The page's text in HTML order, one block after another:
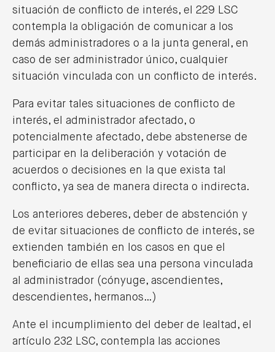
situación de conflicto de interés, el 229 LSC
contempla la obligación de comunicar a los
demás administradores o a la junta general, en
caso de ser administrador único, cualquier
situación vinculada con un conflicto de interés.
Para evitar tales situaciones de conflicto de
interés, el administrador afectado, o
potencialmente afectado, debe abstenerse de
participar en la deliberación y votación de
acuerdos o decisiones en la que exista tal
conflicto, ya sea de manera directa o indirecta.
Los anteriores deberes, deber de abstención y
de evitar situaciones de conflicto de interés, se
extienden también en los casos en que el
beneficiario de ellas sea una persona vinculada
al administrador (cónyuge, ascendientes,
descendientes, hermanos…)
Ante el incumplimiento del deber de lealtad, el
artículo 232 LSC, contempla las acciones